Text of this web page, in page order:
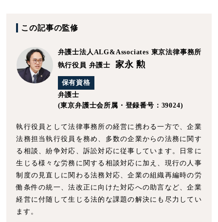
この記事の監修
弁護士法人ALG&Associates 東京法律事務所
執行役員 弁護士
家永 勲
保有資格
弁護士
(東京弁護士会所属・登録番号：39024)
執行役員として法律事務所の経営に携わる一方で、企業
法務担当執行役員を務め、多数の企業からの法務に関す
る相談、紛争対応、訴訟対応に従事しています。日常に
生じる様々な労務に関する相談対応に加え、現行の人事
制度の見直しに関わる法務対応、企業の組織再編時の労
働条件の統一、法改正に向けた対応への助言など、企業
経営に付随して生じる法的な課題の解決にも尽力してい
ます。